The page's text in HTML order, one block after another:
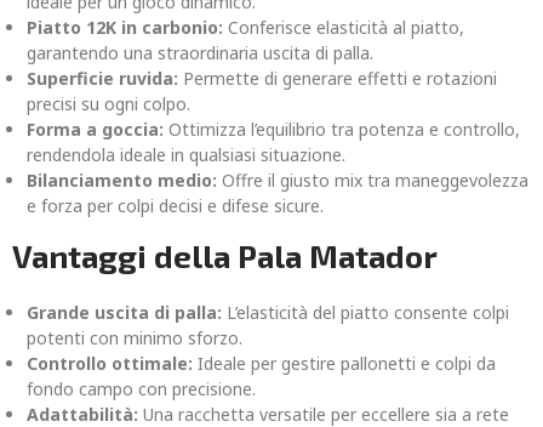
Piatto 12K in carbonio: Conferisce elasticità al piatto,
garantendo una straordinaria uscita di palla.
Superficie ruvida: Permette di generare effetti e rotazioni
precisi su ogni colpo.
Forma a goccia: Ottimizza l’equilibrio tra potenza e controllo,
rendendola ideale in qualsiasi situazione.
Bilanciamento medio: Offre il giusto mix tra maneggevolezza
e forza per colpi decisi e difese sicure.
Vantaggi della Pala Matador
Grande uscita di palla: L’elasticità del piatto consente colpi
potenti con minimo sforzo.
Controllo ottimale: Ideale per gestire pallonetti e colpi da
fondo campo con precisione.
Adattabilità: Una racchetta versatile per eccellere sia a rete